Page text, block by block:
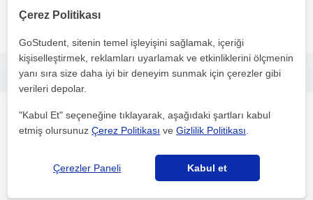
Matematik
Karsiyaka İzmir, Alurca,...
Manisa Celal Bayar üniversitesi matematik bölümü 3. sinif
Çerez Politikası
GoStudent, sitenin temel işleyişini sağlamak, içeriği
kişiselleştirmek, reklamları uyarlamak ve etkinliklerini ölçmenin
yanı sıra size daha iyi bir deneyim sunmak için çerezler gibi
verileri depolar.
"Kabul Et" seçeneğine tıklayarak, aşağıdaki şartları kabul
etmiş olursunuzÇerez Politikası veGizlilik Politikası
Çerezler Paneli Kabul et